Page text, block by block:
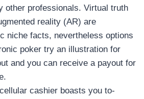
other professionals. Virtual truth
reality (AR) are
niche facts, nevertheless options
poker try an illustration for
and you can receive a payout for
cashier boasts you to-